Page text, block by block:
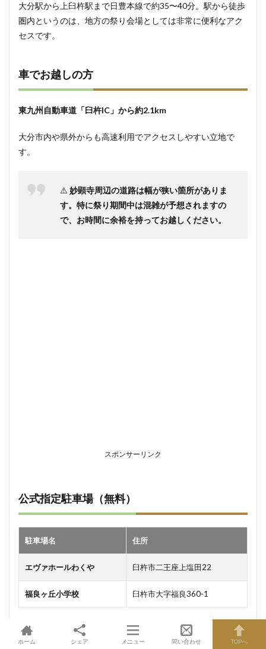
大分駅から上臼杵駅まで日豊本線で約35〜40分。駅から徒歩
圏内というのは、地方の祭り会場としては非常に便利なアク
セスです。
車でお越しの方
東九州自動車道「臼杵IC」から約2.1km
大分市内や県外からも高速利用でアクセスしやすい立地で
す。
⚠️ 妙顕寺周辺の道路は幅が狭い箇所がありま
す。特に祭り期間中は混雑が予想されますの
で、お時間に余裕を持ってお越しください。
スポンサーリンク
公式指定駐車場（無料）
駐車場名 住所
エヴァホールわくや 臼杵市二王座上塩田22
福良ヶ丘小学校 臼杵市大字福良360-1
どちらも無料でご利用いただけます。混雑が予想される時間
帯は、早めの来場や公共交通機関の利用もご検討ください。
ホーム シェア メニュー 問い合わせ TOPへ